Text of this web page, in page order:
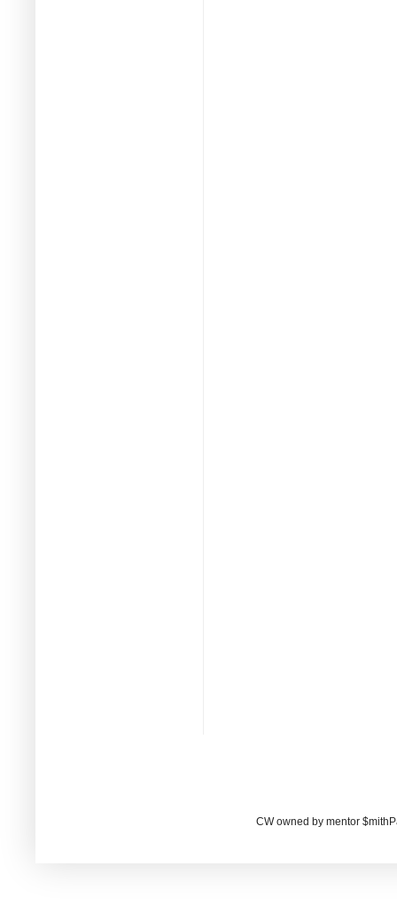
CW owned by mentor